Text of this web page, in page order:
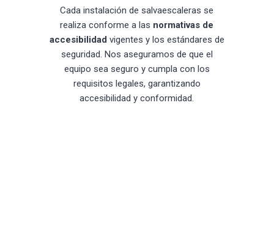
Cada instalación de salvaescaleras se
realiza conforme a las normativas de
accesibilidad vigentes y los estándares de
seguridad. Nos aseguramos de que el
equipo sea seguro y cumpla con los
requisitos legales, garantizando
accesibilidad y conformidad.